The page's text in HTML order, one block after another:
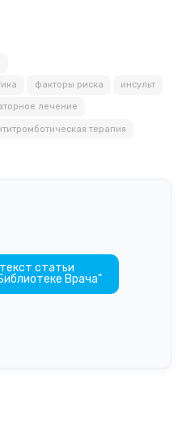
факторы риска инсульт
лечение
терапия
статьи
Врача"